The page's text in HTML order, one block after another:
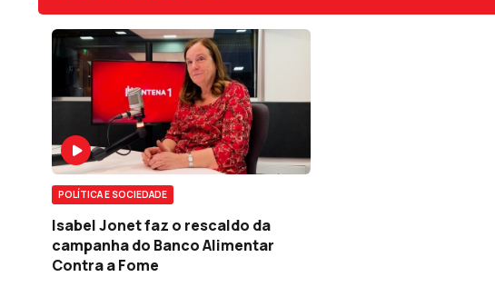
POLÍTICA E SOCIEDADE
Isabel Jonet faz o rescaldo da
campanha do Banco Alimentar
Contra a Fome